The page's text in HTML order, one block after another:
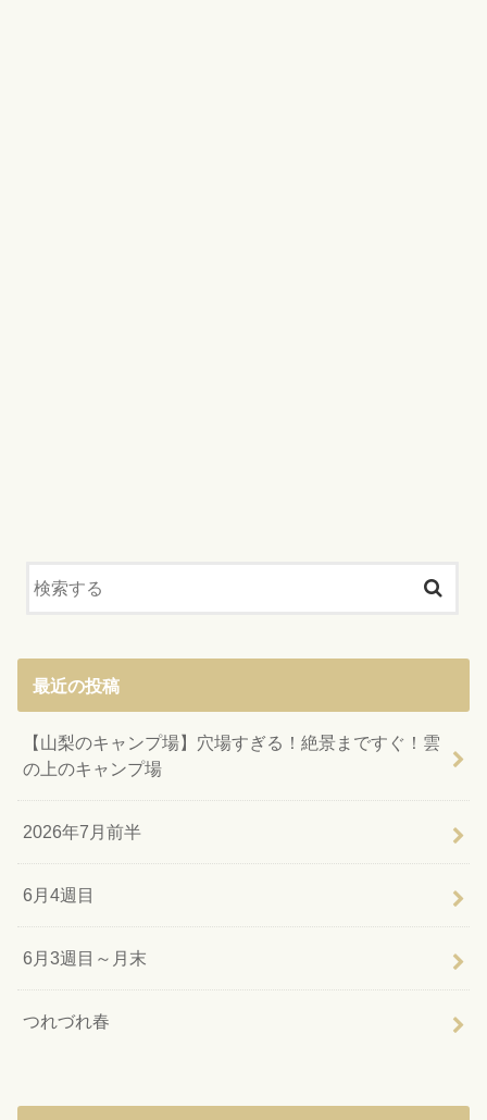
最近の投稿
【山梨のキャンプ場】穴場すぎる！絶景まですぐ！雲
の上のキャンプ場
2026年7月前半
6月4週目
6月3週目～月末
つれづれ春